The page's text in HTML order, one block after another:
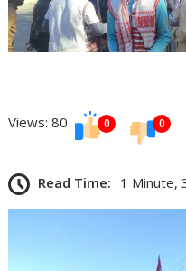
Views: 80 0 0
Read Time: 1 Minute,